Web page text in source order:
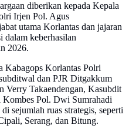
diberikan kepada Kepala
Irjen Pol. Agus
utama Korlantas dan jajaran
keberhasilan
2026.
Kabagops Korlantas Polri
dan PJR Ditgakkum
Verry Takaendengan, Kasubdit
Pol. Dwi Sumrahadi
sejumlah ruas strategis, seperti
Serang, dan Bitung.